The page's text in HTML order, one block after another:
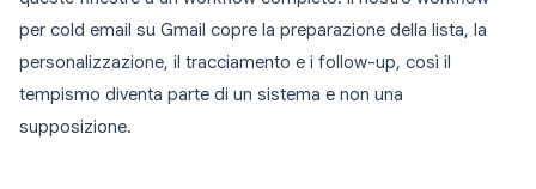
per cold email su Gmail copre la preparazione della lista, la
personalizzazione, il tracciamento e i follow-up, così il
tempismo diventa parte di un sistema e non una
supposizione.